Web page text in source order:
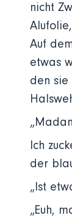
nicht
Auf
etwas
den sie
Ich
der
„Ist
„Euh,